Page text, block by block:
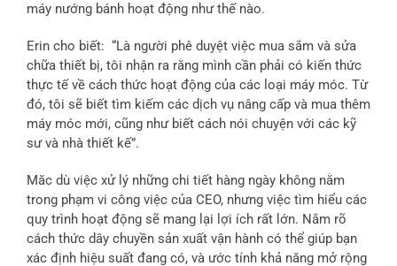
máy nướng bánh hoạt động như thế nào.
Erin cho biết: “Là người phê duyệt việc mua sắm và sửa
chữa thiết bị, tôi nhận ra rằng mình cần phải có kiến thức
thực tế về cách thức hoạt động của các loại máy móc. Từ
đó, tôi sẽ biết tìm kiếm các dịch vụ nâng cấp và mua thêm
máy móc mới, cũng như biết cách nói chuyện với các kỹ
sư và nhà thiết kế”.
Măc dù việc xử lý những chi tiết hàng ngày không nằm
trong phạm vi công việc của CEO, nhưng việc tìm hiểu các
quy trình hoạt động sẽ mang lại lợi ích rất lớn. Nắm rõ
cách thức dây chuyền sản xuất vận hành có thể giúp bạn
xác định hiệu suất đang có, và ước tính khả năng mở rộng